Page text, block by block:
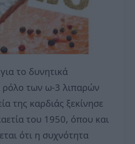
το δυνητικά
ρόλο των ω-3 λιπαρών
της καρδιάς ξεκίνησε
του 1950, όπου και
ότι η συχνότητα